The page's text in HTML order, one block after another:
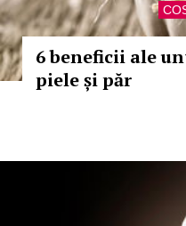
6 beneficii ale
piele și păr